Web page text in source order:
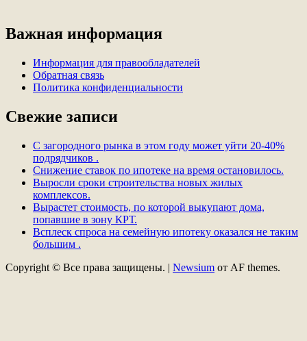
Важная информация
Информация для правообладателей
Обратная связь
Политика конфиденциальности
Свежие записи
С загородного рынка в этом году может уйти 20-40%
подрядчиков .
Снижение ставок по ипотеке на время остановилось.
Выросли сроки строительства новых жилых
комплексов.
Вырастет стоимость, по которой выкупают дома,
попавшие в зону КРТ.
Всплеск спроса на семейную ипотеку оказался не таким
большим .
Copyright © Все права защищены. | Newsium от AF themes.